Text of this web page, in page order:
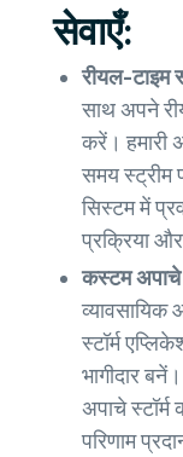
सेवाएँ:
रीयल-टाइम
साथ अपने
करें। हमारी
समय स्ट्रीम
सिस्टम में
प्रक्रिया
कस्टम अपाचे
स्टॉर्म
भागीदार
अपाचे स्टॉर्म
परिणाम